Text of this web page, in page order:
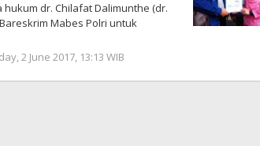
hukum dr. Chilafat Dalimunthe (dr.
Mabes Polri untuk
2 June 2017, 13:13 WIB
Prawiranegara